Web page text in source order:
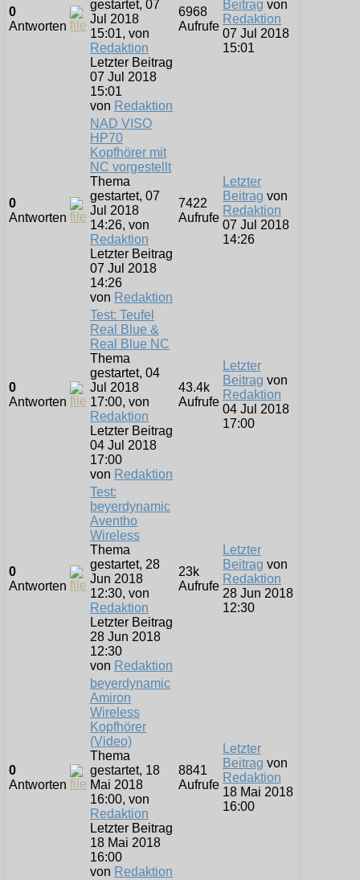
0
Antworten
gestartet, 07
Jul 2018
15:01, von
Redaktion
Letzter Beitrag
07 Jul 2018
15:01
von Redaktion
6968
Aufrufe
Beitrag von
Redaktion
07 Jul 2018
15:01
0
Antworten
NAD VISO
HP70
Kopfhörer mit
NC vorgestellt
Thema
gestartet, 07
Jul 2018
14:26, von
Redaktion
Letzter Beitrag
07 Jul 2018
14:26
von Redaktion
7422
Aufrufe
Letzter
Beitrag von
Redaktion
07 Jul 2018
14:26
0
Antworten
Test: Teufel
Real Blue &
Real Blue NC
Thema
gestartet, 04
Jul 2018
17:00, von
Redaktion
Letzter Beitrag
04 Jul 2018
17:00
von Redaktion
43.4k
Aufrufe
Letzter
Beitrag von
Redaktion
04 Jul 2018
17:00
0
Antworten
Test:
beyerdynamic
Aventho
Wireless
Thema
gestartet, 28
Jun 2018
12:30, von
Redaktion
Letzter Beitrag
28 Jun 2018
12:30
von Redaktion
23k
Aufrufe
Letzter
Beitrag von
Redaktion
28 Jun 2018
12:30
0
Antworten
beyerdynamic
Amiron
Wireless
Kopfhörer
(Video)
Thema
gestartet, 18
Mai 2018
16:00, von
Redaktion
Letzter Beitrag
18 Mai 2018
16:00
von Redaktion
8841
Aufrufe
Letzter
Beitrag von
Redaktion
18 Mai 2018
16:00